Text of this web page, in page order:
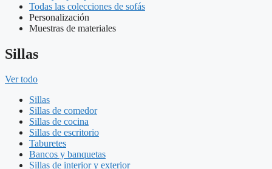
Todas las colecciones de sofás
Personalización
Muestras de materiales
Sillas
Ver todo
Sillas
Sillas de comedor
Sillas de cocina
Sillas de escritorio
Taburetes
Bancos y banquetas
Sillas de interior y exterior